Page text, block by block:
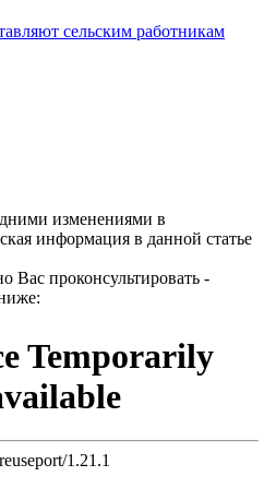
сельским работникам
изменениями в
информация в данной статье
Вас проконсультировать -